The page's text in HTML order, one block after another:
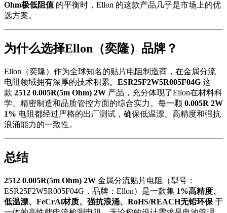
Ohm极低阻值 的平衡时，Ellon 的这款产品几乎是市场上的优
选方案。
为什么选择Ellon（奕隆）品牌？
Ellon（奕隆）作为全球知名的贴片电阻制造商，在金属分流
电阻领域拥有深厚的技术积累。 ESR25F2W5R005F04G 这
款 2512 0.005R(5m Ohm) 2W 产品，充分体现了Ellon在材料科
学、精密制造和品质管控方面的综合实力。每一颗 0.005R 2W
1% 电阻都经过严格的出厂测试，确保低温漂、高精度和强抗
浪涌能力的一致性。
总结
2512 0.005R(5m Ohm) 2W 金属分流贴片电阻（型号：
ESR25F2W5R005F04G，品牌：Ellon）是一款集 1%高精度、
低温漂、FeCrAl材质、强抗浪涌、RoHS/REACH无铅环保 于